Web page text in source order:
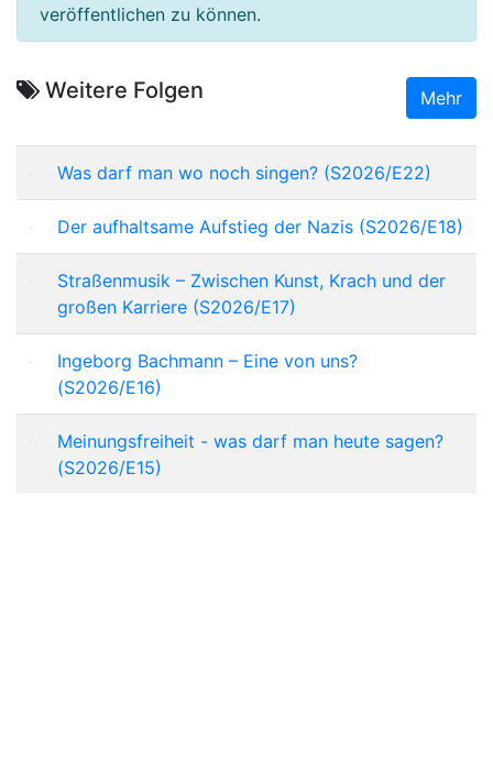
veröffentlichen zu können.
Weitere Folgen Mehr
Was darf man wo noch singen? (S2026/E22)
Der aufhaltsame Aufstieg der Nazis (S2026/E18)
Straßenmusik – Zwischen Kunst, Krach und der
großen Karriere (S2026/E17)
Ingeborg Bachmann – Eine von uns?
(S2026/E16)
Meinungsfreiheit - was darf man heute sagen?
(S2026/E15)